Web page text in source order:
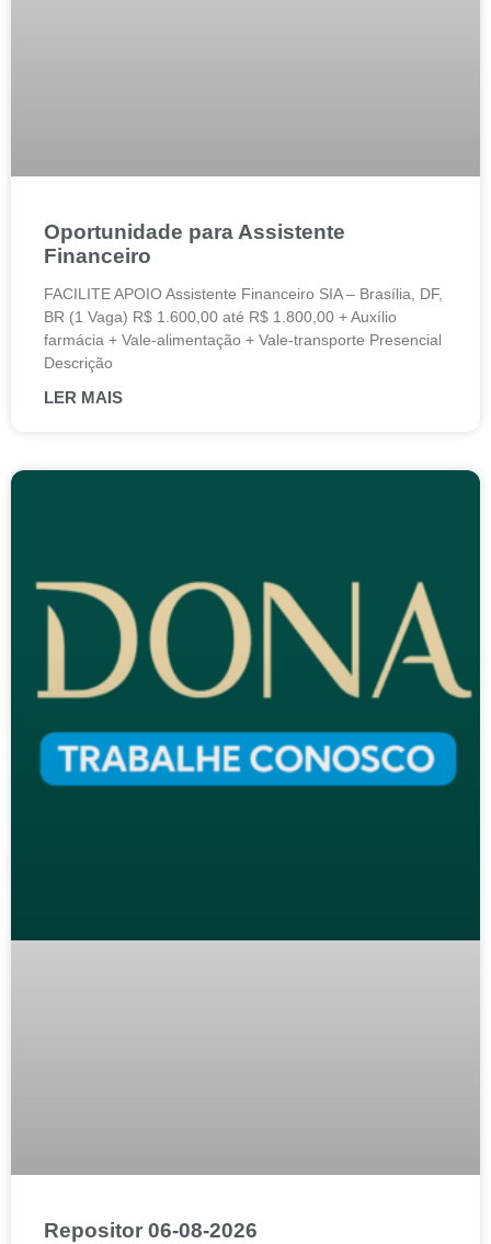
Oportunidade para Assistente
Financeiro
FACILITE APOIO Assistente Financeiro SIA – Brasília, DF,
BR (1 Vaga) R$ 1.600,00 até R$ 1.800,00 + Auxílio
farmácia + Vale-alimentação + Vale-transporte Presencial
Descrição
LER MAIS
Repositor 06-08-2026